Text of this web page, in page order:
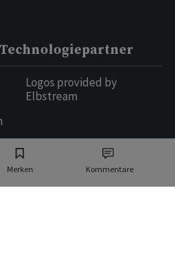
Merken Kommentare
Logos provided by
Elbstream
Schweiz